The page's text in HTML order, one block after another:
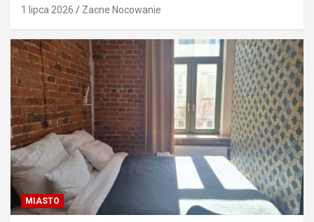
1 lipca 2026 Zacne Nocowanie
MIASTO